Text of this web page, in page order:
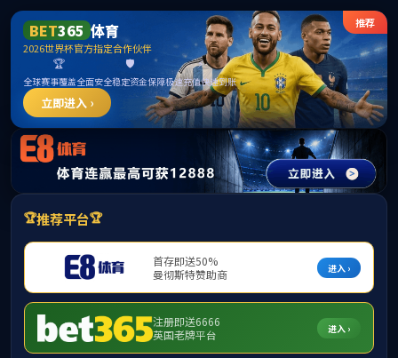
******
中国·太阳成集团tyc9728(股份有限公司)-Official Website
网站首页 部门简介 机构设置 通知公告
下载专区
植物知识